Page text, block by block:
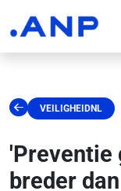
VEILIGHEIDNL
'Preventie
breder